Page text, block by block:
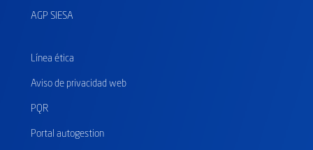
AGP SIESA
Línea ética
Aviso de privacidad web
PQR
Portal autogestion